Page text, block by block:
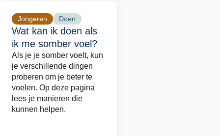
Wat kan ik doen als
ik me somber voel?
Jongeren Doen
Als je je somber voelt, kun
je verschillende dingen
proberen om je beter te
voelen. Op deze pagina
lees je manieren die
kunnen helpen.
Lees
meer
over
Wat
kan
ik
doen
als